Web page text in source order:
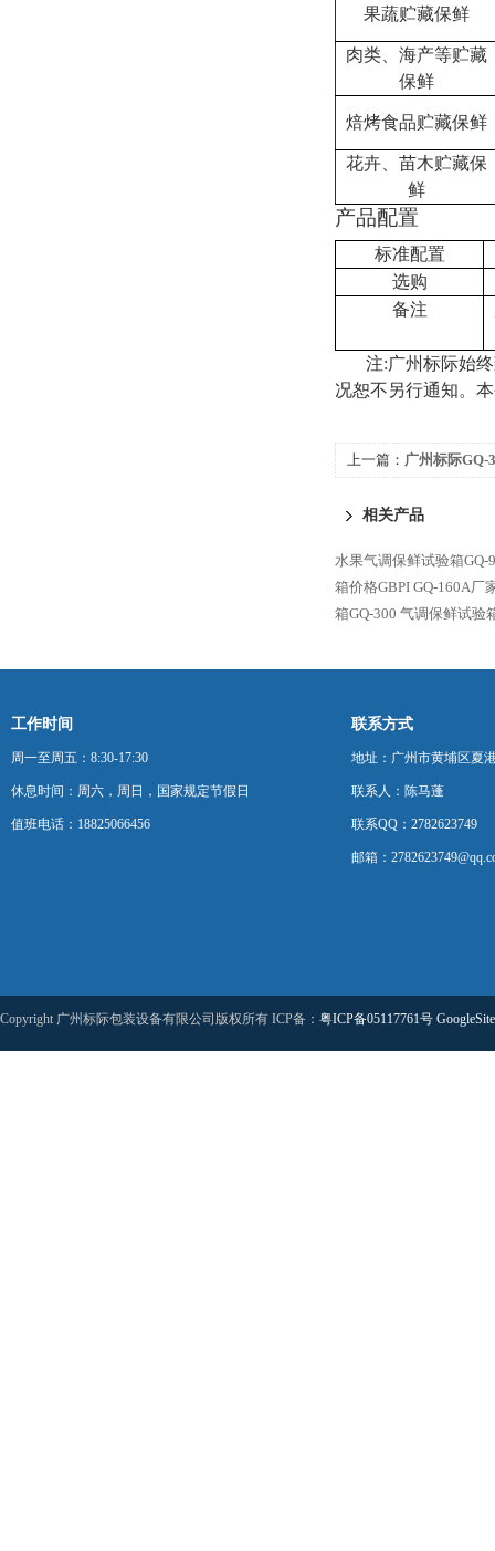
果蔬贮藏保鲜
肉类、海产等贮藏
保鲜
焙烤食品贮藏保鲜
花卉、苗木贮藏保
鲜
产品配置
标准配置
选购
备注
注:广州标际始
况恕不另行通知。
上一篇： 广州标际GQ-
相关产品
水果气调保鲜试验箱GQ-
箱价格GBPI GQ-160A厂
箱GQ-300 气调保鲜试验
工作时间
周一至周五：8:30-17:30
休息时间：周六，周日，国家规定节假日
值班电话：18825066456
联系方式
地址：广州市黄埔区夏
联系人：陈马蓬
联系QQ：2782623749
邮箱：
Copyright 广州标际包装设备有限公司版权所有 ICP备： 粤ICP备05117761号